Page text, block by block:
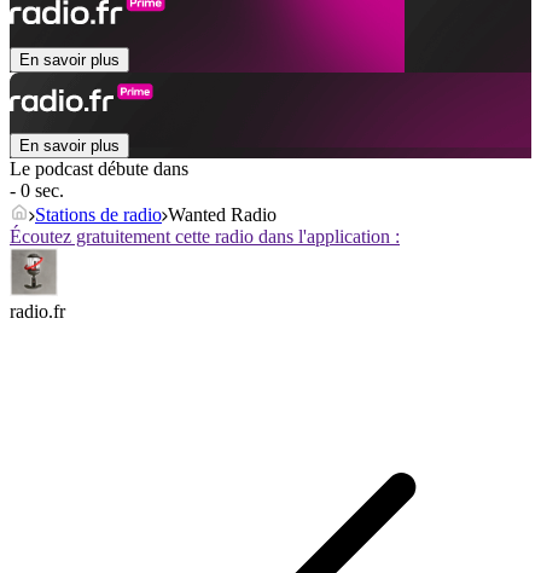
En savoir plus
En savoir plus
Le podcast débute dans
- 0 sec.
Stations de radio Wanted Radio
Écoutez gratuitement cette radio dans l'application :
radio.fr